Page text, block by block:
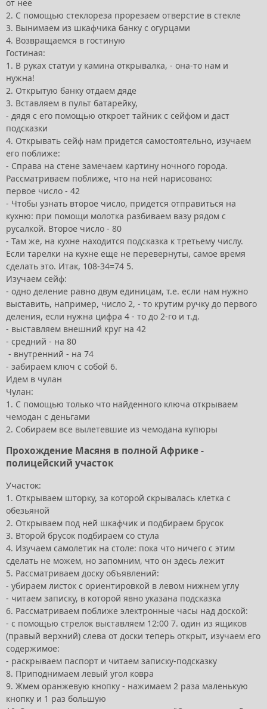
от нее
2. С помощью стеклореза прорезаем отверстие в стекле
3. Вынимаем из шкафчика банку с огурцами
4. Возвращаемся в гостиную
Гостиная:
1. В руках статуи у камина открывалка, - она-то нам и
нужна!
2. Открытую банку отдаем дяде
3. Вставляем в пульт батарейку,
- дядя с его помощью откроет тайник с сейфом и даст
подсказки
4. Открывать сейф нам придется самостоятельно, изучаем
его поближе:
- Справа на стене замечаем картину ночного города.
Рассматриваем поближе, что на ней нарисовано:
первое число - 42
- Чтобы узнать второе число, придется отправиться на
кухню: при помощи молотка разбиваем вазу рядом с
русалкой. Второе число - 80
- Там же, на кухне находится подсказка к третьему числу.
Если тарелки на кухне еще не перевернуты, самое время
сделать это. Итак, 108-34=74 5.
Изучаем сейф:
- одно деление равно двум единицам, т.е. если нам нужно
выставить, например, число 2, - то крутим ручку до первого
деления, если нужна цифра 4 - то до 2-го и т.д.
- выставляем внешний круг на 42
- средний - на 80
- внутренний - на 74
- забираем ключ с собой 6.
Идем в чулан
Чулан:
1. С помощью только что найденного ключа открываем
чемодан с деньгами
2. Собираем все вылетевшие из чемодана купюры
Прохождение Масяня в полной Африке -
полицейский участок
Участок:
1. Открываем шторку, за которой скрывалась клетка с
обезьяной
2. Открываем под ней шкафчик и подбираем брусок
3. Второй брусок подбираем со стула
4. Изучаем самолетик на столе: пока что ничего с этим
сделать не можем, но запомним, что он здесь лежит
5. Рассматриваем доску объявлений:
- убираем листок с ориентировкой в левом нижнем углу
- читаем записку, в которой явно указана подсказка
6. Рассматриваем поближе электронные часы над доской:
- с помощью стрелок выставляем 12:00 7. один из ящиков
(правый верхний) слева от доски теперь открыт, изучаем его
содержимое:
- раскрываем паспорт и читаем записку-подсказку
8. Приподнимаем левый угол ковра
9. Жмем оранжевую кнопку - нажимаем 2 раза маленькую
кнопку и 1 раз большую